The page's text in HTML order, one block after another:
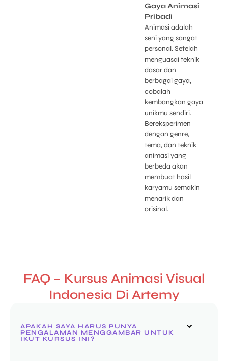
Gaya Animasi
Pribadi
Animasi adalah
seni yang sangat
personal. Setelah
menguasai teknik
dasar dan
berbagai gaya,
cobalah
kembangkan gaya
unikmu sendiri.
Bereksperimen
dengan genre,
tema, dan teknik
animasi yang
berbeda akan
membuat hasil
karyamu semakin
menarik dan
orisinal.
FAQ – Kursus Animasi Visual
Indonesia Di Artemy
APAKAH SAYA HARUS PUNYA
PENGALAMAN MENGGAMBAR UNTUK
IKUT KURSUS INI?